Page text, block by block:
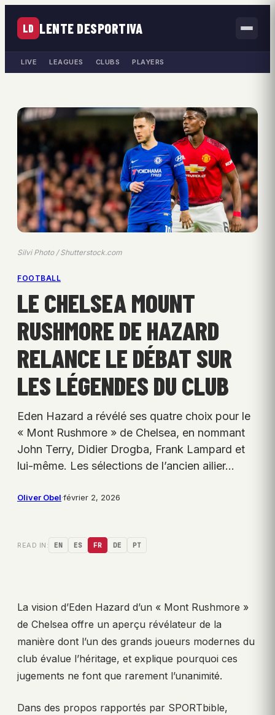
LD LENTE DESPORTIVA
LIVE LEAGUES CLUBS PLAYERS
Silvi Photo / Shutterstock.com
FOOTBALL
LE CHELSEA MOUNT
RUSHMORE DE HAZARD
RELANCE LE DÉBAT SUR
LES LÉGENDES DU CLUB
Eden Hazard a révélé ses quatre choix pour le
« Mont Rushmore » de Chelsea, en nommant
John Terry, Didier Drogba, Frank Lampard et
lui-même. Les sélections de l’ancien ailier…
Oliver Obel·février 2, 2026
READ IN: EN ES FR DE PT
La vision d’Eden Hazard d’un « Mont Rushmore »
de Chelsea offre un aperçu révélateur de la
manière dont l’un des grands joueurs modernes du
club évalue l’héritage, et explique pourquoi ces
jugements ne font que rarement l’unanimité.
Dans des propos rapportés par SPORTbible,